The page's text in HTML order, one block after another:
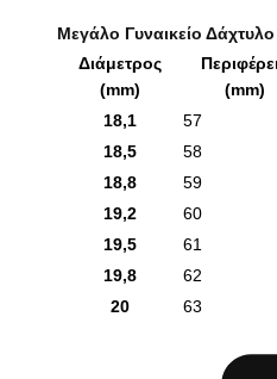
Μεγάλο Γυναικείο
Διάμετρος
(mm)
(mm)
18,1
57
18,5
58
18,8
59
19,2
60
19,5
61
19,8
62
20
63